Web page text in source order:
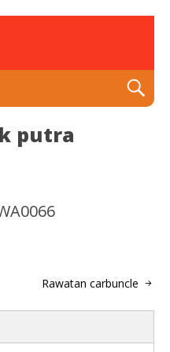
putra
Rawatan carbuncle